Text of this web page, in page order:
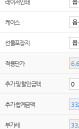
레이저인쇄
케이스
선물포장지
적용단가
추가 및 할인금액
추가 합계금액
부가세